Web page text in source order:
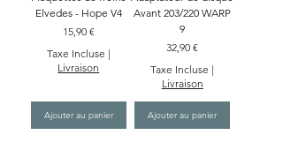
Elvedes - Hope V4
Prix
15,90 €
Taxe Incluse |
Livraison
Ajouter au panier
Avant 203/220 WARP
9
Prix
32,90 €
Taxe Incluse |
Livraison
Ajouter au panier